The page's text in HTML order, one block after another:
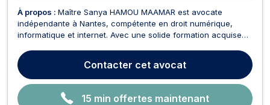
À propos : Maître Sanya HAMOU MAAMAR est avocate
indépendante à Nantes, compétente en droit numérique,
informatique et internet. Avec une solide formation acquise
votre disposition son expertise pour naviguer dans le monde
complexe du droit numérique. En tant qu'avocate de c...
Contacter cet avocat
15 min offertes maintenant